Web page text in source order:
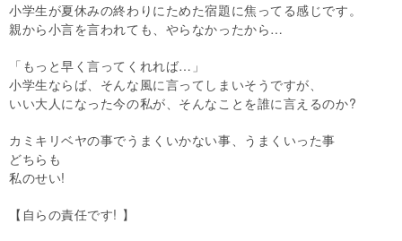
小学生が夏休みの終わりにためた宿題に焦ってる感じです。
親から小言を言われても、やらなかったから…
「もっと早く言ってくれれば…」
小学生ならば、そんな風に言ってしまいそうですが、
いい大人になった今の私が、そんなことを誰に言えるのか?
カミキリベヤの事でうまくいかない事、うまくいった事
どちらも
私のせい!
【自らの責任です! 】